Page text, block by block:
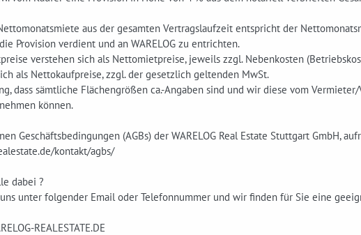
aus der gesamten Vertragslaufzeit entspricht der
Provision verdient und an WARELOG zu entrichten.
verstehen sich als Nettomietpreise, jeweils zzgl. Nebenkosten
als Nettokaufpreise, zzgl. der gesetzlich geltenden MwSt.
dass sämtliche Flächengrößen ca.-Angaben sind und wir diese vom
können.
Geschäftsbedingungen (AGBs) der WARELOG Real Estate Stuttgart GmbH,
kontakt/agbs/
dabei ?
unter folgender Email oder Telefonnummer und wir finden für Sie eine
REALESTATE.DE